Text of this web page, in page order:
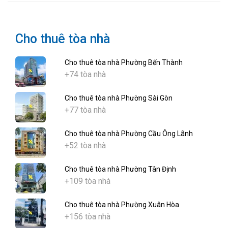
Cho thuê tòa nhà
Cho thuê tòa nhà Phường Bến Thành
+74 tòa nhà
Cho thuê tòa nhà Phường Sài Gòn
+77 tòa nhà
Cho thuê tòa nhà Phường Cầu Ông Lãnh
+52 tòa nhà
Cho thuê tòa nhà Phường Tân Định
+109 tòa nhà
Cho thuê tòa nhà Phường Xuân Hòa
+156 tòa nhà